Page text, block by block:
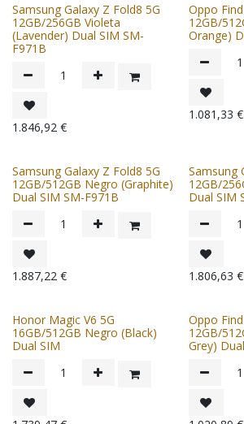
Samsung Galaxy Z Fold8 5G
12GB/256GB Violeta
(Lavender) Dual SIM SM-
F971B
1.846,92 €
Oppo
12GB/
Orange)
1.081,33 €
Samsung Galaxy Z Fold8 5G
12GB/512GB Negro (Graphite)
Dual SIM SM-F971B
1.887,22 €
Samsung
12GB/
Dual SIM
1.806,63 €
Honor Magic V6 5G
16GB/512GB Negro (Black)
Dual SIM
Oppo
12GB/
Grey)